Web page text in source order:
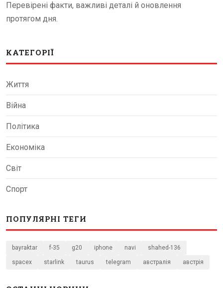
Перевірені факти, важливі деталі й оновлення
протягом дня.
КАТЕГОРІЇ
Життя
Війна
Політика
Економіка
Світ
Спорт
ПОПУЛЯРНІ ТЕГИ
bayraktar f-35 g20 iphone navi shahed-136
spacex starlink taurus telegram австралія австрія